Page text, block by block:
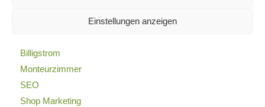
Einstellungen anzeigen
Billigstrom
Monteurzimmer
SEO
Shop Marketing